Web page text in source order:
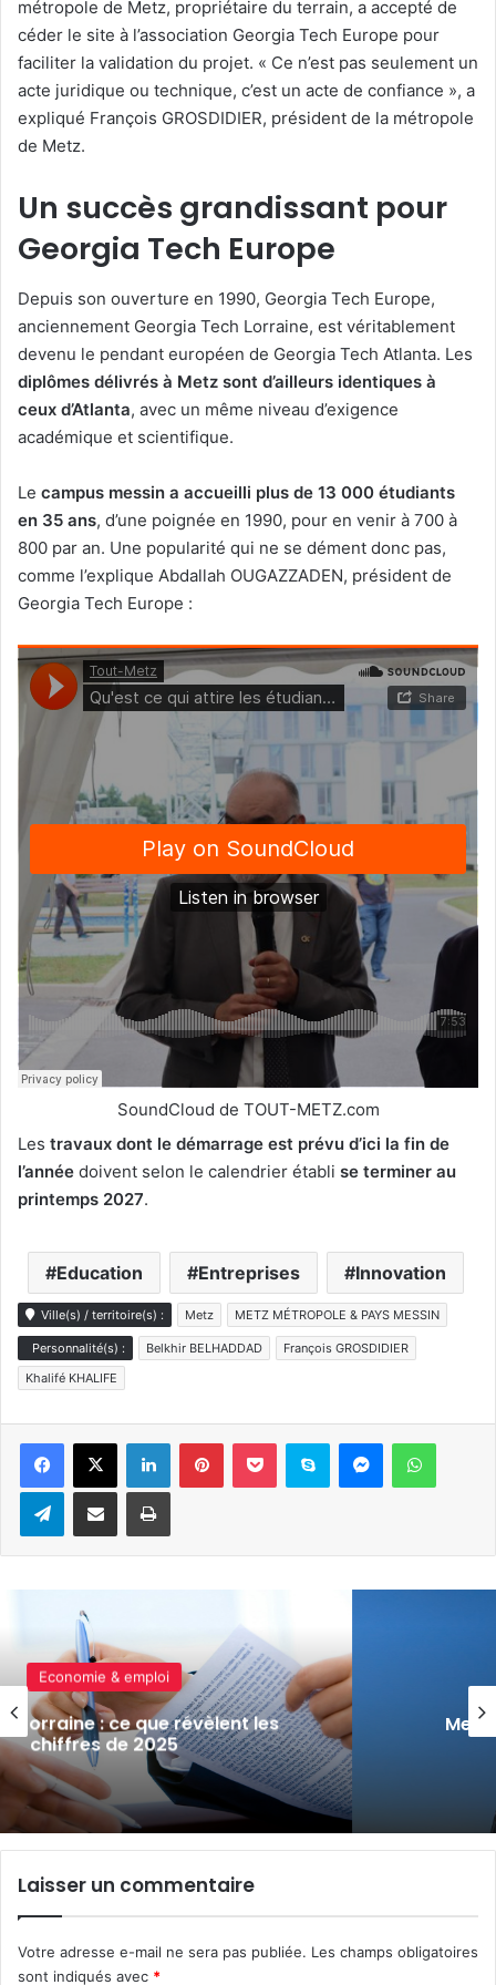
métropole de Metz, propriétaire du terrain, a accepté de
céder le site à l’association Georgia Tech Europe pour
faciliter la validation du projet. « Ce n’est pas seulement un
acte juridique ou technique, c’est un acte de confiance », a
expliqué François GROSDIDIER, président de la métropole
de Metz.
Un succès grandissant pour
Georgia Tech Europe
Depuis son ouverture en 1990, Georgia Tech Europe,
anciennement Georgia Tech Lorraine, est véritablement
devenu le pendant européen de Georgia Tech Atlanta. Les
diplômes délivrés à Metz sont d’ailleurs identiques à
ceux d’Atlanta, avec un même niveau d’exigence
académique et scientifique.
Le campus messin a accueilli plus de 13 000 étudiants
en 35 ans, d’une poignée en 1990, pour en venir à 700 à
800 par an. Une popularité qui ne se dément donc pas,
comme l’explique Abdallah OUGAZZADEN, président de
Georgia Tech Europe :
SoundCloud de TOUT-METZ.com
Les travaux dont le démarrage est prévu d’ici la fin de
l’année doivent selon le calendrier établi se terminer au
printemps 2027.
Education Entreprises Innovation
Ville(s) / territoire(s) : Metz METZ MÉTROPOLE & PAYS MESSIN
Personnalité(s) : Belkhir BELHADDAD
François GROSDIDIER
Khalifé KHALIFE
LinkedinPinterestPocket Skype Messenger
TelegramPartager par e-mail Imprimer
les
Economie & emploi
Metz : la Maison Heler
distinguée
Laisser un commentaire
Votre adresse e-mail ne sera pas publiée. Les champs obligatoires
sont indiqués avec *